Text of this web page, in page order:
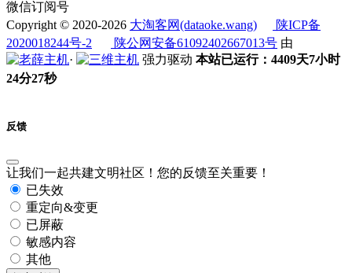
微信订阅号
Copyright © 2020-2026 大淘客网(dataoke.wang)
陕ICP备
2020018244号-2
陕公网安备61092402667013号 由
·
强力驱动 本站已运行：4409天7小时
24分27秒
反馈
让我们一起共建文明社区！您的反馈至关重要！
已失效
重定向&变更
已屏蔽
敏感内容
其他